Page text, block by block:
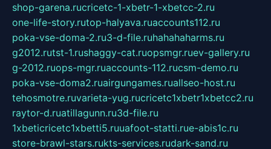
shop-garena.rucricetc-1-xbetr-1-xbetcc-2.ru
one-life-story.rutop-halyava.ruaccounts112.ru
poka-vse-doma-2.ru3-d-file.ruhahahaharms.ru
g2012.rutst-1.rushaggy-cat.ruopsmgr.ruev-gallery.ru
g-2012.ruops-mgr.ruaccounts-112.rucsm-demo.ru
poka-vse-doma2.ruairgungames.ruallseo-host.ru
tehosmotre.ruvarieta-yug.rucricetc1xbetr1xbetcc2.ru
raytor-d.ruatillagunn.ru3d-file.ru
1xbeticricetc1xbetti5.ruuafoot-statti.rue-abis1c.ru
store-brawl-stars.rukts-services.rudark-sand.ru